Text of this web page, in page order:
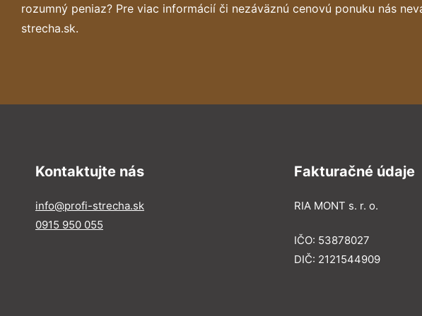
rozumný peniaz? Pre viac informácií či nezáväznú cenovú ponuku nás
strecha.sk.
Kontaktujte nás
info@profi-strecha.sk
0915 950 055
Fakturačné údaje
RIA MONT s. r. o.
IČO: 53878027
DIČ: 2121544909